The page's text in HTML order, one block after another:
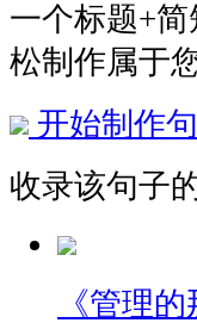
一个标题+
松制作属于
开始制作
收录该句子
《管理